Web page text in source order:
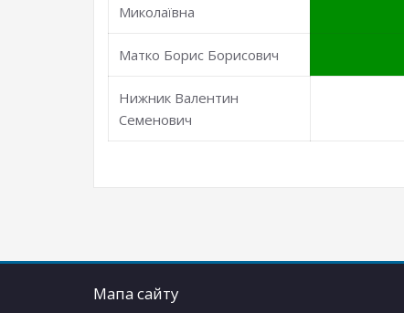
Миколаївна
Матко Борис Борисович
Нижник Валентин
Семенович
Мапа сайту